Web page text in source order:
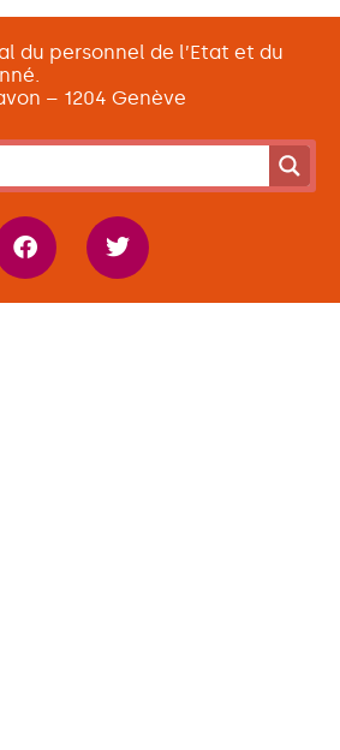
du personnel de l’Etat et du
– 1204 Genève